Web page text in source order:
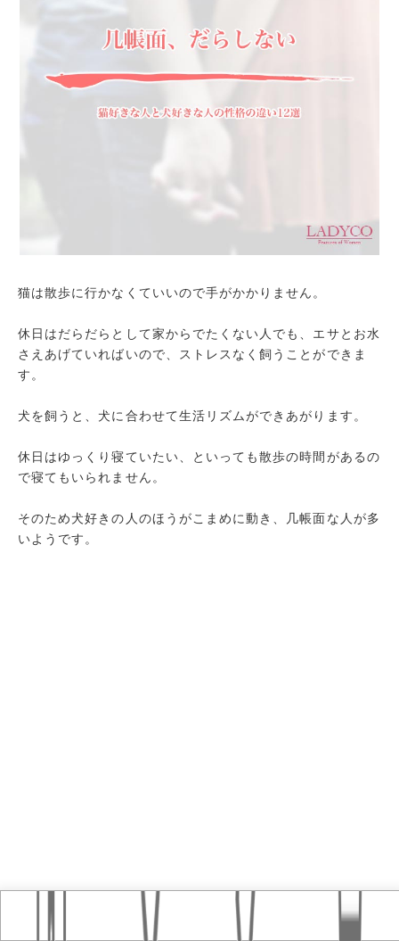
猫は散歩に行かなくていいので手がかかりません。
休日はだらだらとして家からでたくない人でも、エサとお水
さえあげていればいので、ストレスなく飼うことができま
す。
犬を飼うと、犬に合わせて生活リズムができあがります。
休日はゆっくり寝ていたい、といっても散歩の時間があるの
で寝てもいられません。
そのため犬好きの人のほうがこまめに動き、几帳面な人が多
いようです。
おすすめ記事